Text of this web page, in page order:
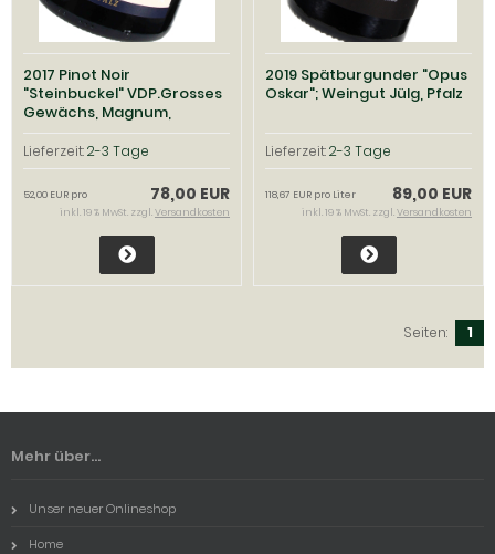
2017 Pinot Noir
"Steinbuckel" VDP.Grosses
Gewächs, Magnum,
Weingut Philipp Kuhn, Pfalz
Lieferzeit:2-3 Tage
78,00 EUR
52,00 EUR pro
inkl. 19 % MwSt. zzgl.Versandkosten
2019 Spätburgunder "Opus
Oskar"; Weingut Jülg, Pfalz
Lieferzeit:2-3 Tage
89,00 EUR
118,67 EUR pro Liter
inkl. 19 % MwSt. zzgl.Versandkosten
Seiten: 1
Mehr über...
Unser neuer Onlineshop
Home